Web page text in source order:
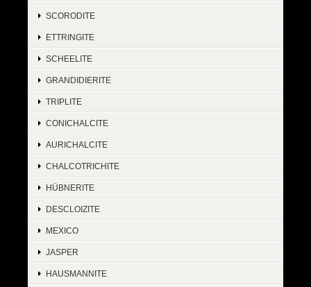
SCORODITE
ETTRINGITE
SCHEELITE
GRANDIDIERITE
TRIPLITE
CONICHALCITE
AURICHALCITE
CHALCOTRICHITE
HÜBNERITE
DESCLOIZITE
MEXICO
JASPER
HAUSMANNITE